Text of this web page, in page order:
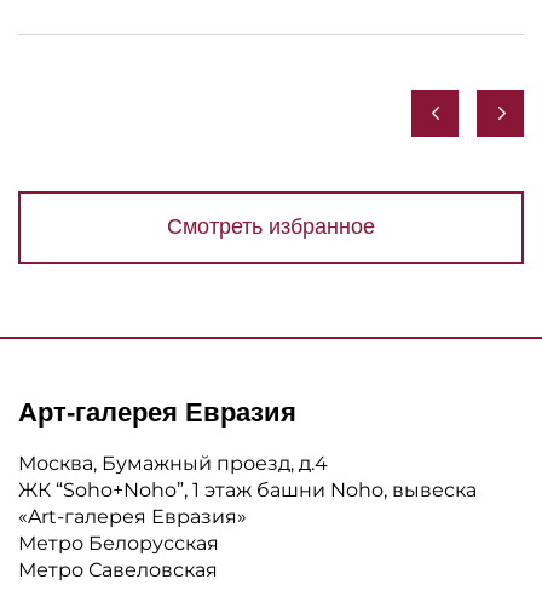
Смотреть избранное
Арт-галерея Евразия
Москва, Бумажный проезд, д.4
ЖК “Soho+Noho”, 1 этаж башни Noho, вывеска
«Art-галерея Евразия»
Метро Белорусская
Метро Савеловская